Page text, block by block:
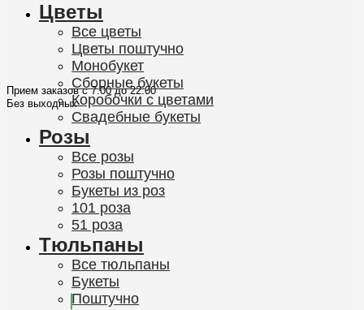
Прием заказов с 7:00 до 22:00
Без выходных
Цветы
Все цветы
Цветы поштучно
Монобукет
Сборные букеты
Коробочки с цветами
Свадебные букеты
Розы
Все розы
Розы поштучно
Букеты из роз
101 роза
51 роза
Тюльпаны
Все тюльпаны
Букеты
Поштучно